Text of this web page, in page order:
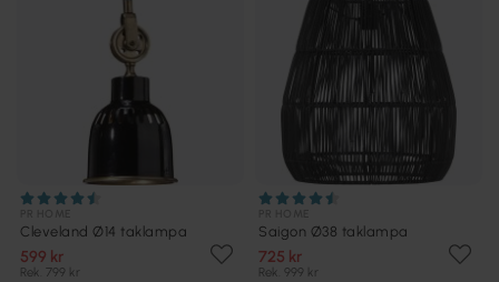
Cleveland Ø14 taklampa
599 kr
Rek. 799 kr
Saigon Ø38 taklampa
725 kr
Rek. 999 kr